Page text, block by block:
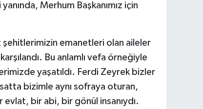
Merhum Başkanımız için
şehitlerimizin emanetleri olan aileler
Bu anlamlı vefa örneğiyle
yaşatıldı. Ferdi Zeyrek bizler
bizimle aynı sofraya oturan,
bir abi, bir gönül insanıydı.